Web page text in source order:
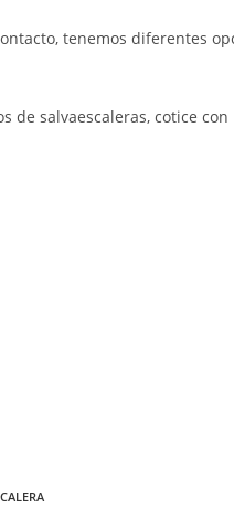
tenemos diferentes
de salvaescaleras, cotice con